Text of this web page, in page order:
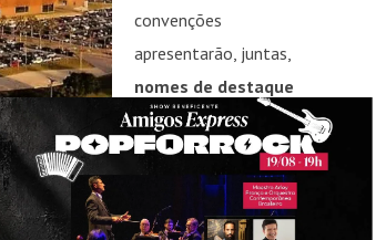
convenções
apresentarão, juntas,
nomes de destaque
como o poeta Bráulio
Bessa, o economista e
professor Samy Dana,
o artista Dorgival